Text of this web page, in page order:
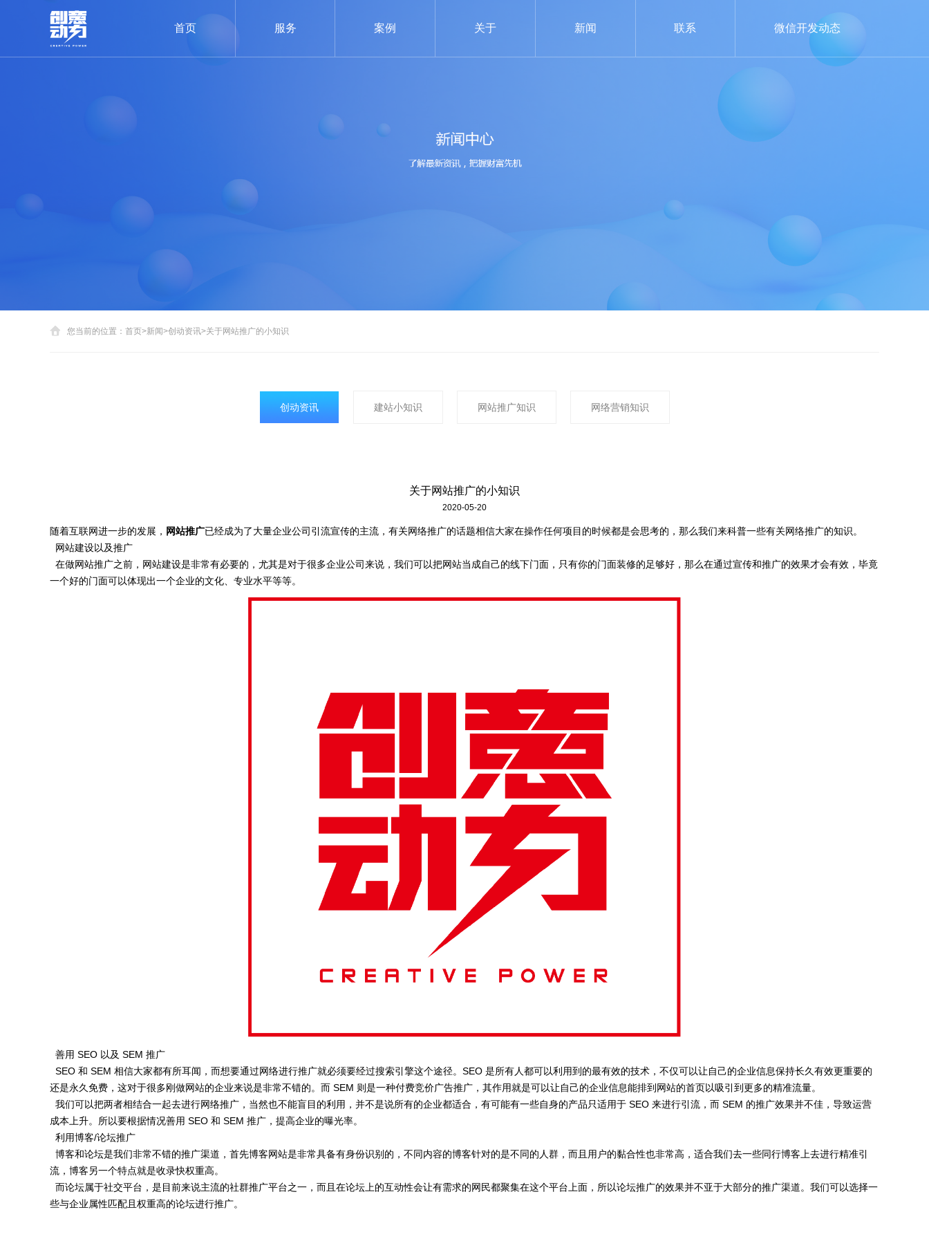
首页 服务 案例 关于 新闻 联系 微信开发动态
您当前的位置： 首页>新闻>创动资讯>关于网站推广的小知识
创动资讯 建站小知识 网站推广知识 网络营销知识
关于网站推广的小知识
2020-05-20
随着互联网进一步的发展， 网站推广已经成为了大量企业公司引流宣传的主流，有关网络推广的话题相信大家在操作任何项目的时候都是会思考的，那么我们来科普一些有关网络推广的知识。
网站建设以及推广
在做网站推广之前，网站建设是非常有必要的，尤其是对于很多企业公司来说，我们可以把网站当成自己的线下门面，只有你的门面装修的足够好，那么在通过宣传和推广的效果才会有效，毕竟
一个好的门面可以体现出一个企业的文化、专业水平等等。
善用 SEO 以及 SEM 推广
SEO 和 SEM 相信大家都有所耳闻，而想要通过网络进行推广就必须要经过搜索引擎这个途径。SEO 是所有人都可以利用到的最有效的技术，不仅可以让自己的企业信息保持长久有效更重要的
还是永久免费，这对于很多刚做网站的企业来说是非常不错的。而 SEM 则是一种付费竞价广告推广，其作用就是可以让自己的企业信息能排到网站的首页以吸引到更多的精准流量。
我们可以把两者相结合一起去进行网络推广，当然也不能盲目的利用，并不是说所有的企业都适合，有可能有一些自身的产品只适用于 SEO 来进行引流，而 SEM 的推广效果并不佳，导致运营
成本上升。所以要根据情况善用 SEO 和 SEM 推广，提高企业的曝光率。
利用博客/论坛推广
博客和论坛是我们非常不错的推广渠道，首先博客网站是非常具备有身份识别的，不同内容的博客针对的是不同的人群，而且用户的黏合性也非常高，适合我们去一些同行博客上去进行精准引
流，博客另一个特点就是收录快权重高。
而论坛属于社交平台，是目前来说主流的社群推广平台之一，而且在论坛上的互动性会让有需求的网民都聚集在这个平台上面，所以论坛推广的效果并不亚于大部分的推广渠道。我们可以选择一
些与企业属性匹配且权重高的论坛进行推广。